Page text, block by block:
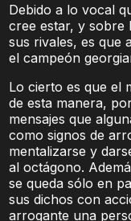
Debido a lo vocal
cree estar, y sobre
sus rivales, es que
el campeón
Lo cierto es que el
de esta manera,
mensajes que
como signos de
mentalizarse y
al octágono.
se queda sólo en
sus dichos con
arrogante una